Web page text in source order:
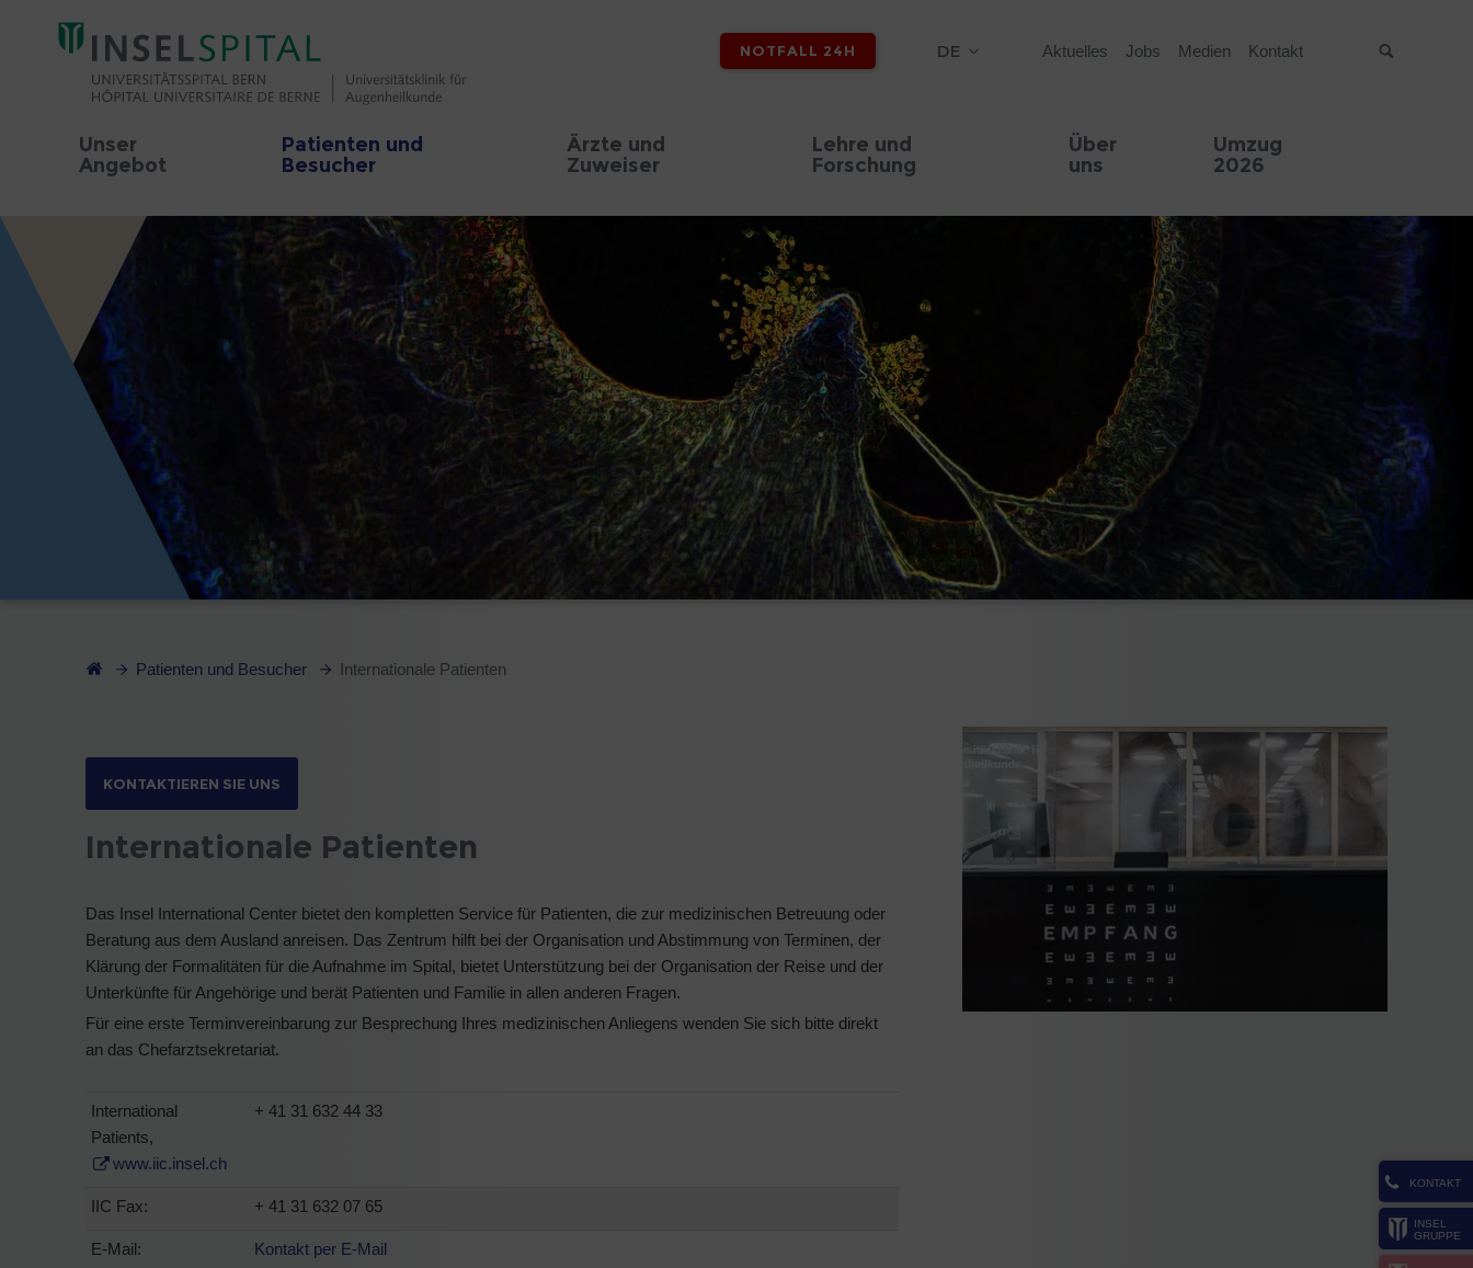
NOTFALL 24H DE Aktuelles Jobs Medien Kontakt
Unser
Angebot
Patienten und
Besucher
Ärzte und
Zuweiser
Lehre und
Forschung
Über
uns
Umzug
2026
KONTAKT
INSEL
GRUPPE
Patienten und Besucher Internationale Patienten
KONTAKTIEREN SIE UNS
Internationale Patienten
Das Insel International Center bietet den kompletten Service für Patienten, die zur medizinischen Betreuung oder
Beratung aus dem Ausland anreisen. Das Zentrum hilft bei der Organisation und Abstimmung von Terminen, der
Klärung der Formalitäten für die Aufnahme im Spital, bietet Unterstützung bei der Organisation der Reise und der
Unterkünfte für Angehörige und berät Patienten und Familie in allen anderen Fragen.
Für eine erste Terminvereinbarung zur Besprechung Ihres medizinischen Anliegens wenden Sie sich bitte direkt
an das Chefarztsekretariat.
International
Patients,
www.iic.insel.ch
+ 41 31 632 44 33
IIC Fax: + 41 31 632 07 65
E-Mail: Kontakt per E-Mail